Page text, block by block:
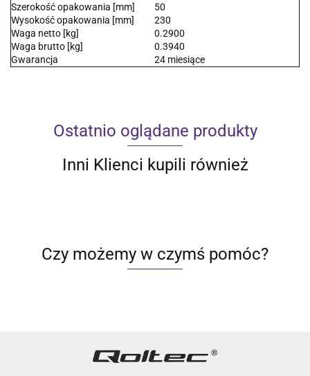
Szerokość opakowania [mm]
50
Wysokość opakowania [mm]
230
Waga netto [kg]
0.2900
Waga brutto [kg]
0.3940
Gwarancja
24 miesiące
Ostatnio oglądane produkty
Inni Klienci kupili również
Czy możemy w czymś pomóc?